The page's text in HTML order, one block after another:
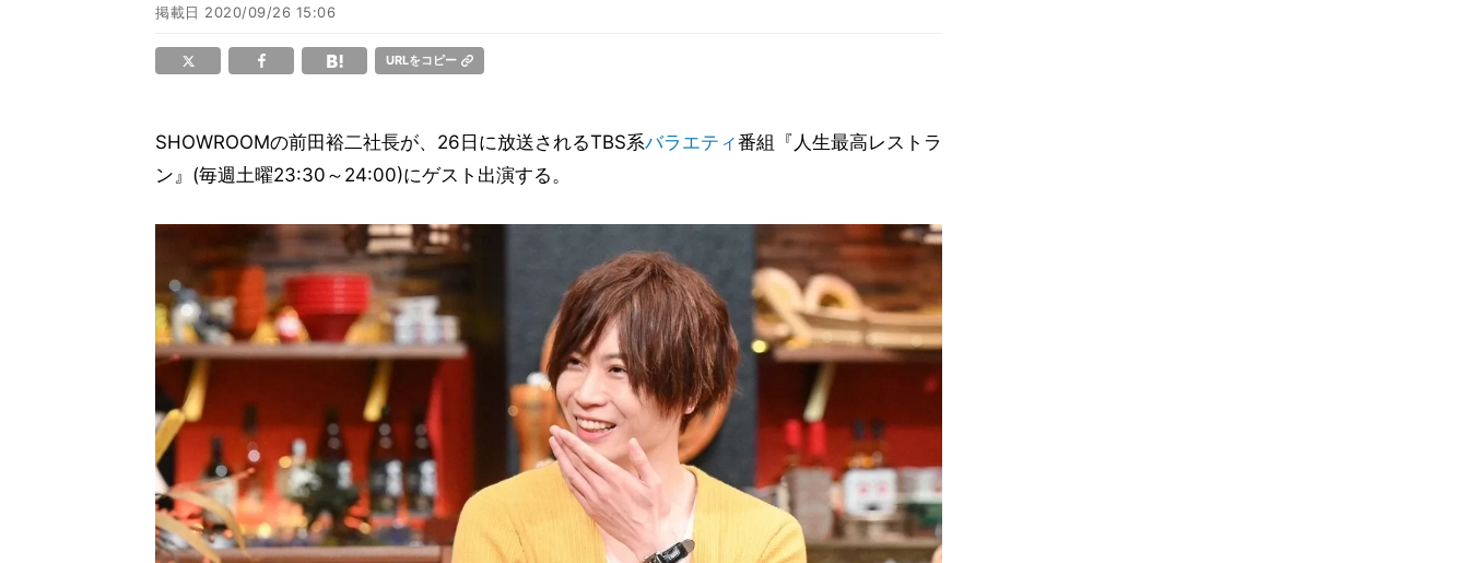
掲載日 2020/09/26 15:06
URLをコピー
SHOWROOMの前田裕二社長が、26日に放送されるTBS系バラエティ番組『人生最高レストラ
ン』(毎週土曜23:30～24:00)にゲスト出演する。